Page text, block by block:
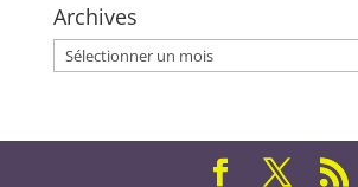
Archives
Archives